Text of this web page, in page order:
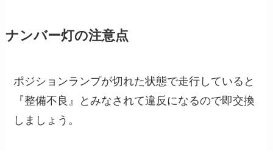
ナンバー灯の注意点
ポジションランプが切れた状態で走行していると
『整備不良』とみなされて違反になるので即交換
しましょう。